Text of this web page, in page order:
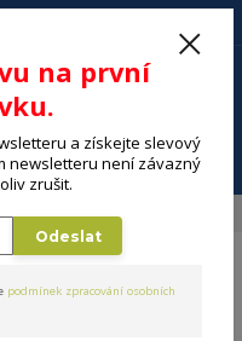
Menu
na první
a získejte slevový
newsletteru není závazný
zrušit.
Odeslat
podmínek zpracování osobních